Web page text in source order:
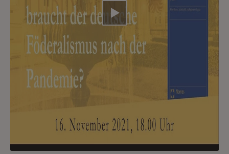
Video abspielen